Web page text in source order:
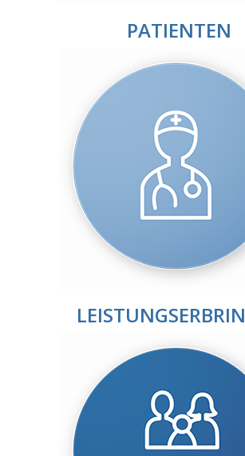
PATIENTEN